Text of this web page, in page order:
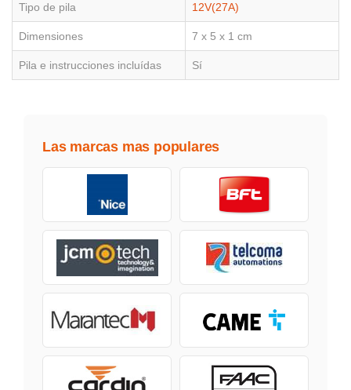
Tipo de pila 12V(27A)
Dimensiones 7 x 5 x 1 cm
Pila e instrucciones incluídas Sí
Las marcas mas populares